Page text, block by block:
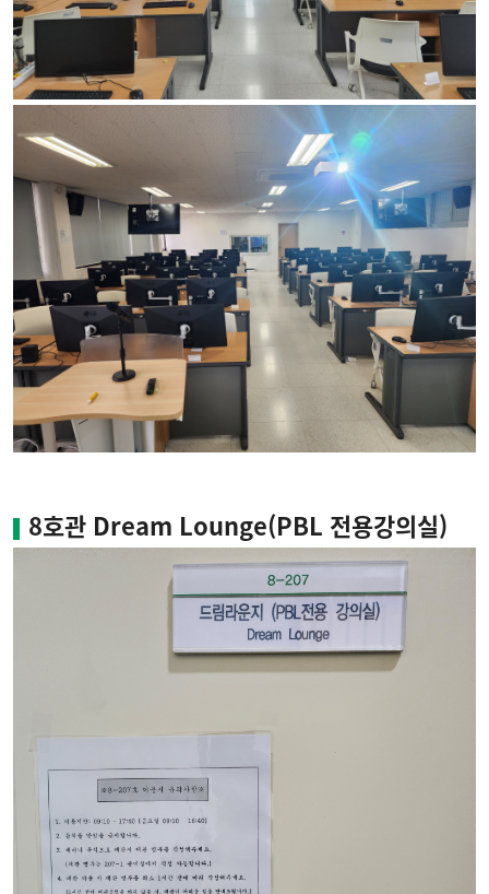
8호관 Dream Lounge(PBL 전용강의실)